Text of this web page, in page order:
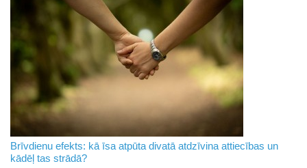
Brīvdienu efekts: kā īsa atpūta divatā atdzīvina attiecības un
kādēļ tas strādā?